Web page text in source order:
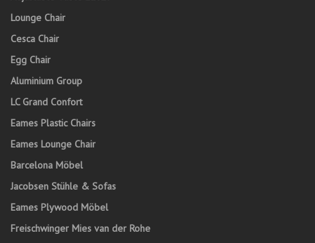
Lounge Chair
Cesca Chair
Egg Chair
Aluminium Group
LC Grand Confort
Eames Plastic Chairs
Eames Lounge Chair
Barcelona Möbel
Jacobsen Stühle & Sofas
Eames Plywood Möbel
Freischwinger Mies van der Rohe